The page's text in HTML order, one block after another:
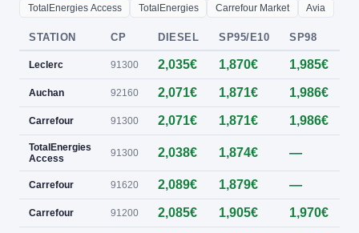
TotalEnergies Access
TotalEnergies Carrefour Market Avia
STATION CP DIESEL SP95/E10 SP98
Leclerc 91300 2,035€ 1,870€ 1,985€
Auchan 92160 2,071€ 1,871€ 1,986€
Carrefour 91300 2,071€ 1,871€ 1,986€
TotalEnergies
Access
91300 2,038€ 1,874€ —
Carrefour 91620 2,089€ 1,879€ —
Carrefour 91200 2,085€ 1,905€ 1,970€